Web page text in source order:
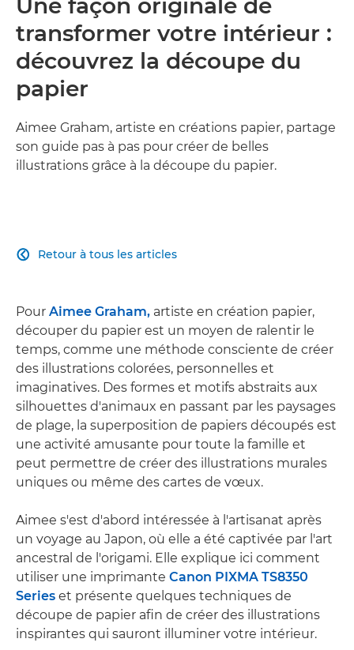
Une façon originale de
transformer votre intérieur :
découvrez la découpe du
papier
Aimee Graham, artiste en créations papier, partage
son guide pas à pas pour créer de belles
illustrations grâce à la découpe du papier.
Retour à tous les articles

Pour Aimee Graham, artiste en création papier,
découper du papier est un moyen de ralentir le
temps, comme une méthode consciente de créer
des illustrations colorées, personnelles et
imaginatives. Des formes et motifs abstraits aux
silhouettes d'animaux en passant par les paysages
de plage, la superposition de papiers découpés est
une activité amusante pour toute la famille et
peut permettre de créer des illustrations murales
uniques ou même des cartes de vœux.
Aimee s'est d'abord intéressée à l'artisanat après
un voyage au Japon, où elle a été captivée par l'art
ancestral de l'origami. Elle explique ici comment
utiliser une imprimante Canon PIXMA TS8350
Series et présente quelques techniques de
découpe de papier afin de créer des illustrations
inspirantes qui sauront illuminer votre intérieur.